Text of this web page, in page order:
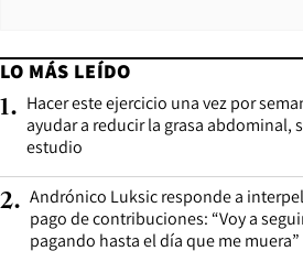
LO MÁS LEÍDO
1. Hacer este ejercicio una vez por
ayudar a reducir la grasa abdominal,
estudio
2. Andrónico Luksic responde a
pago de contribuciones: “Voy a
pagando hasta el día que me muera”